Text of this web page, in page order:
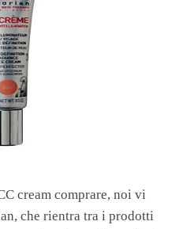
cream comprare, noi vi
che rientra tra i prodotti